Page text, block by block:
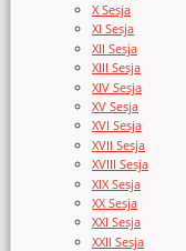
X Sesja
XI Sesja
XII Sesja
XIII Sesja
XIV Sesja
XV Sesja
XVI Sesja
XVII Sesja
XVIII Sesja
XIX Sesja
XX Sesja
XXI Sesja
XXII Sesja